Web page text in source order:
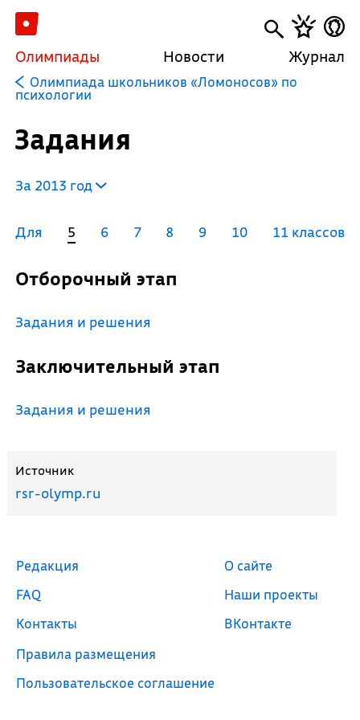
Олимпиады Новости Журнал
Олимпиада школьников «Ломоносов» по
психологии
Задания
За 2013 год
Для 5 6 7 8 9 10 11 классов
Отборочный этап
Задания и решения
Заключительный этап
Задания и решения
Источник
rsr-olymp.ru
Редакция
FAQ
Контакты
Правила размещения
Пользовательское соглашение
О сайте
Наши проекты
ВКонтакте